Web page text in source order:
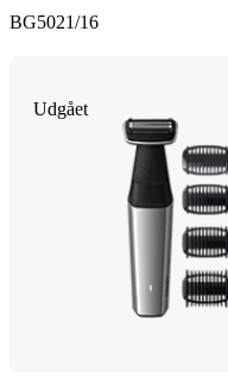
BG5021/16
Udgået